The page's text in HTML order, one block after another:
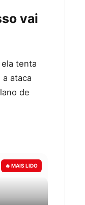
vai
tenta
ataca
de